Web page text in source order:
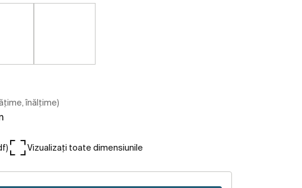
înălțime)
Vizualizați toate dimensiunile